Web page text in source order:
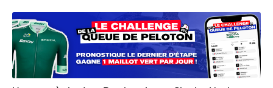
m
o
i
s
a
r
T
o
m
G
a
i
s